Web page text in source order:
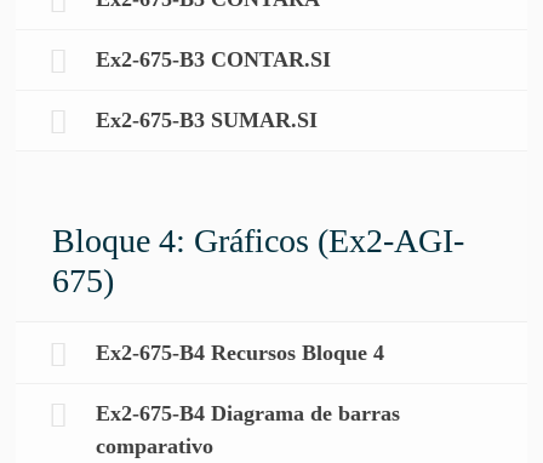
Ex2-675-B3 CONTAR.SI
Ex2-675-B3 SUMAR.SI
Bloque 4: Gráficos (Ex2-AGI-
675)
Ex2-675-B4 Recursos Bloque 4
Ex2-675-B4 Diagrama de barras
comparativo